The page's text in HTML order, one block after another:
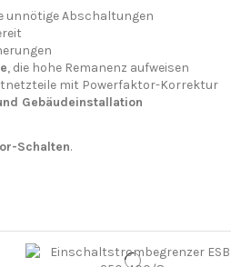
unnötige Abschaltungen
, die hohe Remanenz aufweisen
mit Powerfaktor-Korrektur
Gebäudeinstallation
Schalten.